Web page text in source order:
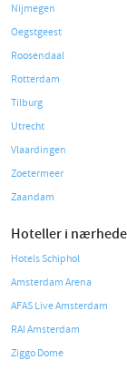
Nijmegen
Oegstgeest
Roosendaal
Rotterdam
Tilburg
Utrecht
Vlaardingen
Zoetermeer
Zaandam
Hoteller i
Hotels Schiphol
Amsterdam Arena
AFAS Live Amsterdam
RAI Amsterdam
Ziggo Dome